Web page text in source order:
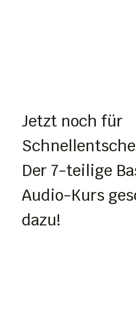
Jetzt noch für
Der 7-teilige
Audio-Kurs
dazu!